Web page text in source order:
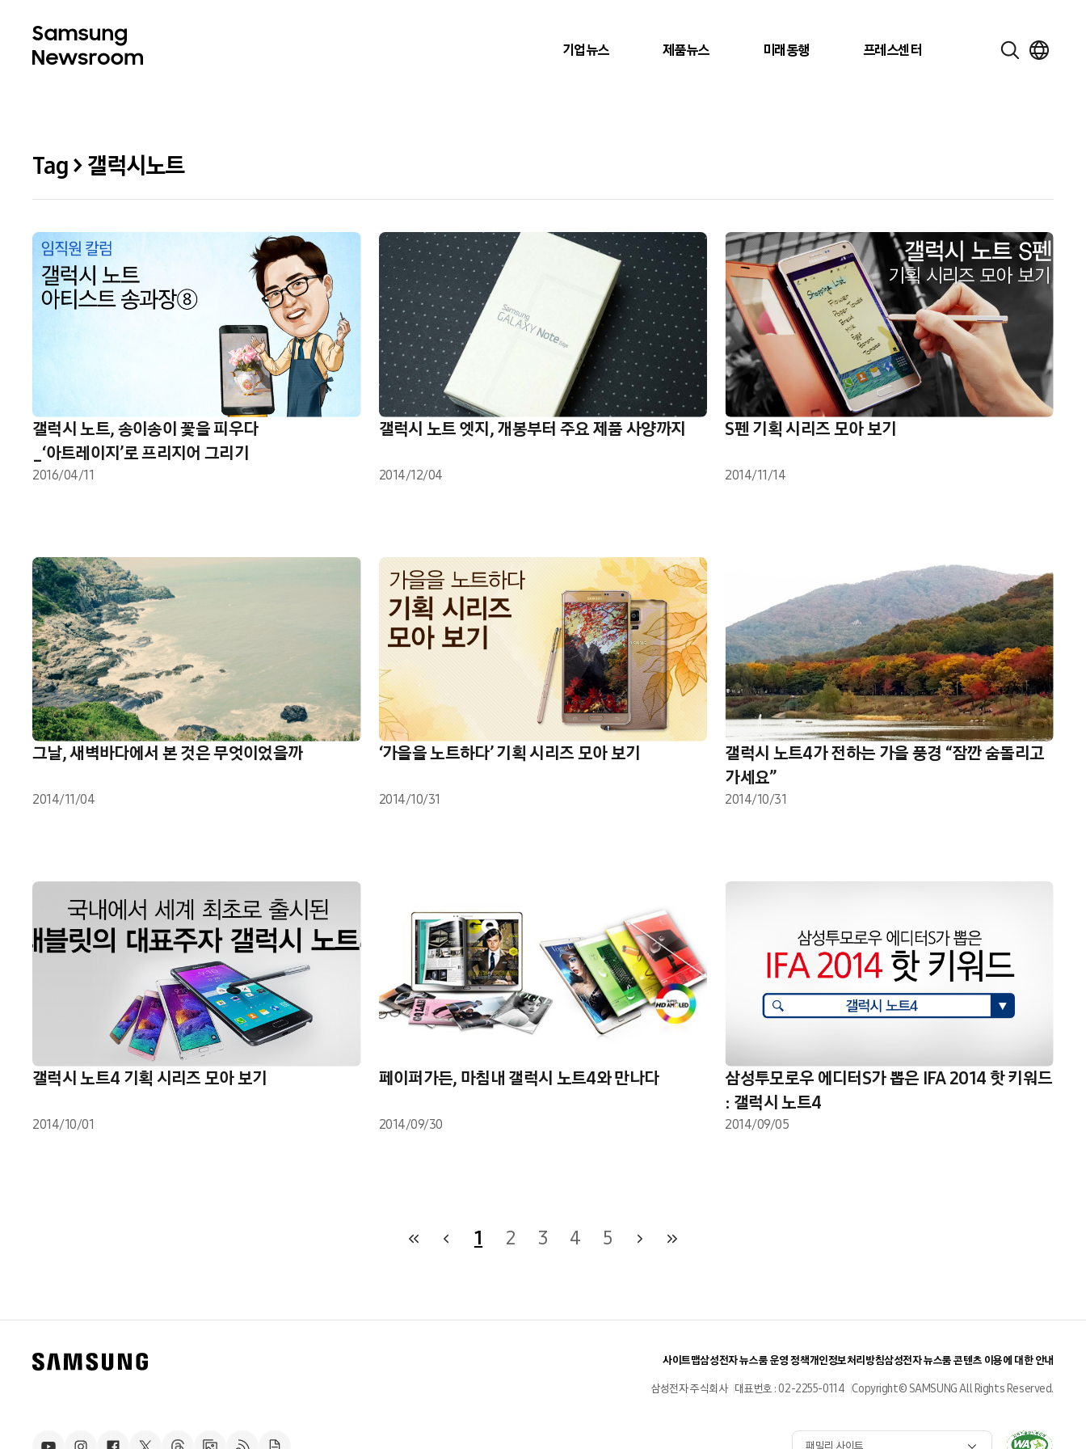
기업뉴스 제품뉴스 미래동행 프레스센터
Tag > 갤럭시노트
갤럭시 노트, 송이송이 꽃을 피우다
_‘아트레이지’로 프리지어 그리기
2016/04/11
갤럭시 노트 엣지, 개봉부터 주요 제품 사양까지
2014/12/04
S펜 기획 시리즈 모아 보기
2014/11/14
그날, 새벽바다에서 본 것은 무엇이었을까
2014/11/04
‘가을을 노트하다’ 기획 시리즈 모아 보기
2014/10/31
갤럭시 노트4가 전하는 가을 풍경 “잠깐 숨돌리고
가세요”
2014/10/31
갤럭시 노트4 기획 시리즈 모아 보기
2014/10/01
페이퍼가든, 마침내 갤럭시 노트4와 만나다
2014/09/30
삼성투모로우 에디터S가 뽑은 IFA 2014 핫 키워드
: 갤럭시 노트4
2014/09/05
1 2 3 4 5
사이트맵삼성전자 뉴스룸 운영 정책개인정보처리방침삼성전자 뉴스룸 콘텐츠 이용에 대한 안내
삼성전자 주식회사 대표번호 : 02-2255-0114 Copyright© SAMSUNG All Rights Reserved.